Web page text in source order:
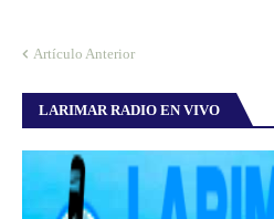
Artículo Anterior
LARIMAR RADIO EN VIVO